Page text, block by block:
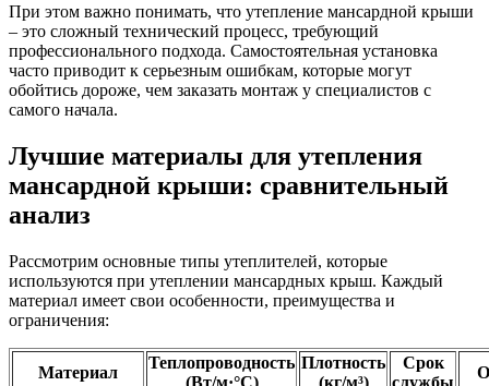
При этом важно понимать, что утепление мансардной крыши
– это сложный технический процесс, требующий
профессионального подхода. Самостоятельная установка
часто приводит к серьезным ошибкам, которые могут
обойтись дороже, чем заказать монтаж у специалистов с
самого начала.
Лучшие материалы для утепления
мансардной крыши: сравнительный
анализ
Рассмотрим основные типы утеплителей, которые
используются при утеплении мансардных крыш. Каждый
материал имеет свои особенности, преимущества и
ограничения:
Материал
Теплопроводность
(Вт/м·°C)
Плотность
(кг/м³)
Срок
службы